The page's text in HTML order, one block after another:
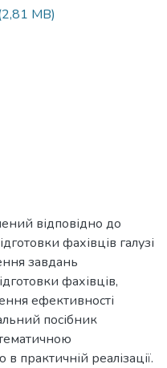
MB)
відповідно до
фахівців галузі
завдань
фахівців,
ефективності
посібник
в практичній реалізації.